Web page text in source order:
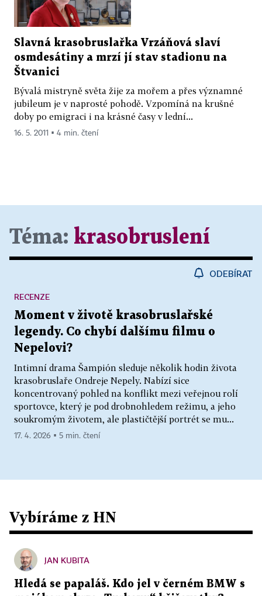
Slavná krasobruslařka Vrzáňová slaví
osmdesátiny a mrzí jí stav stadionu na
Štvanici
Bývalá mistryně světa žije za mořem a přes významné
jubileum je v naprosté pohodě. Vzpomíná na krušné
doby po emigraci i na krásné časy v lední...
16. 5. 2011 ▪ 4 min. čtení
Téma: krasobruslení
ODEBÍRAT
Moment v životě krasobruslařské
legendy. Co chybí dalšímu filmu o
Nepelovi?
Intimní drama Šampión sleduje několik hodin života
krasobruslaře Ondreje Nepely. Nabízí sice
koncentrovaný pohled na konflikt mezi veřejnou rolí
sportovce, který je pod drobnohledem režimu, a jeho
soukromým životem, ale plastičtější portrét se mu...
RECENZE
17. 4. 2026 ▪ 5 min. čtení
Vybíráme z HN
JAN KUBITA
Hledá se papaláš. Kdo jel v černém BMW s